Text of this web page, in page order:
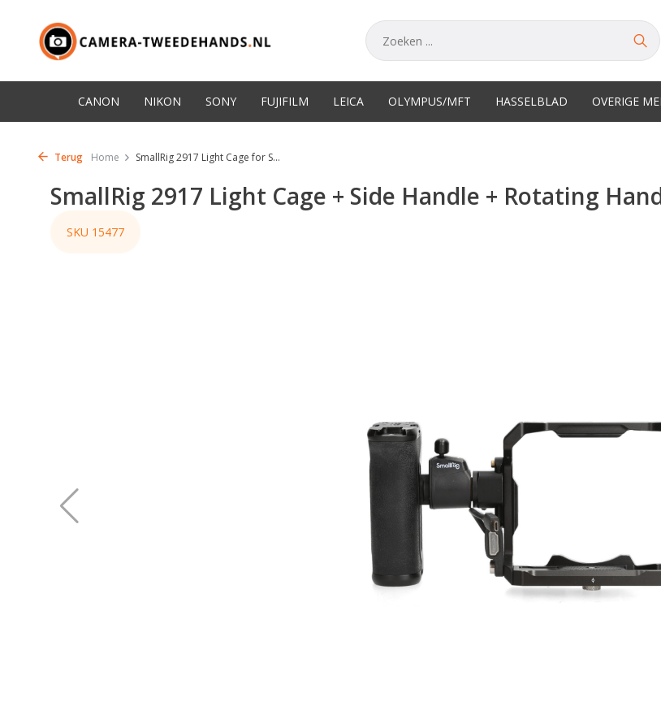
CANON NIKON SONY FUJIFILM LEICA OLYMPUS/MFT HASSELBLAD OVERIGE
Terug Home SmallRig 2917 Light Cage for S...
SmallRig 2917 Light Cage + Side Handle + Rotating
SKU 15477